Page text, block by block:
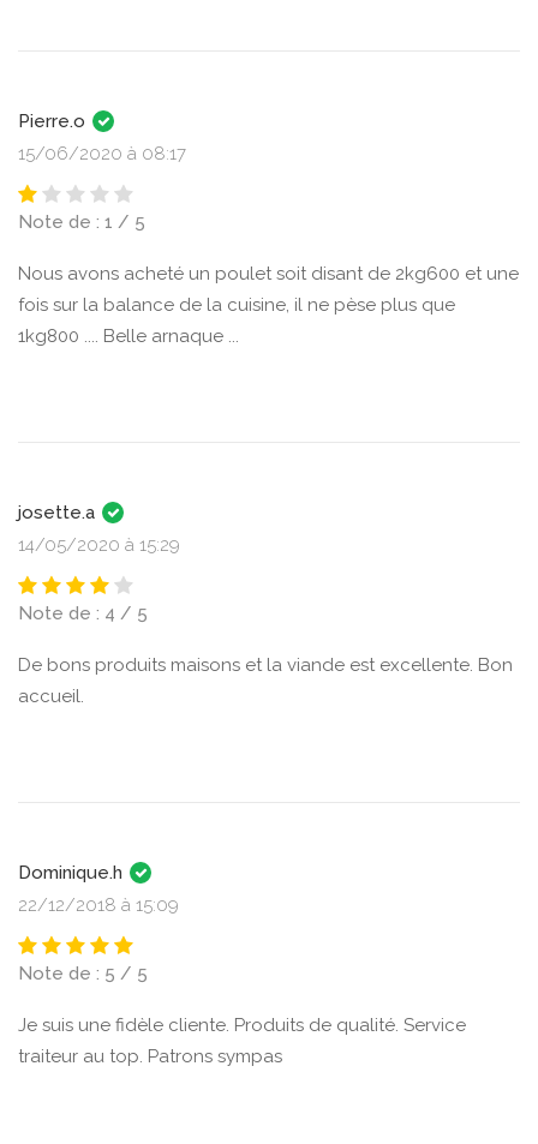
Pierre.o
15/06/2020 à 08:17
Note de : 1 / 5
Nous avons acheté un poulet soit disant de 2kg600 et une
fois sur la balance de la cuisine, il ne pèse plus que
1kg800 .... Belle arnaque ...
josette.a
14/05/2020 à 15:29
Note de : 4 / 5
De bons produits maisons et la viande est excellente. Bon
accueil.
Dominique.h
22/12/2018 à 15:09
Note de : 5 / 5
Je suis une fidèle cliente. Produits de qualité. Service
traiteur au top. Patrons sympas